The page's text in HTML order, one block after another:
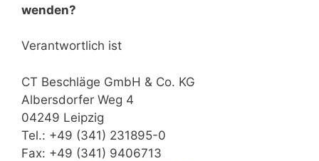
wenden?
Verantwortlich ist
CT Beschläge GmbH & Co. KG
Albersdorfer Weg 4
04249 Leipzig
Tel.: +49 (341) 231895-0
Fax: +49 (341) 9406713